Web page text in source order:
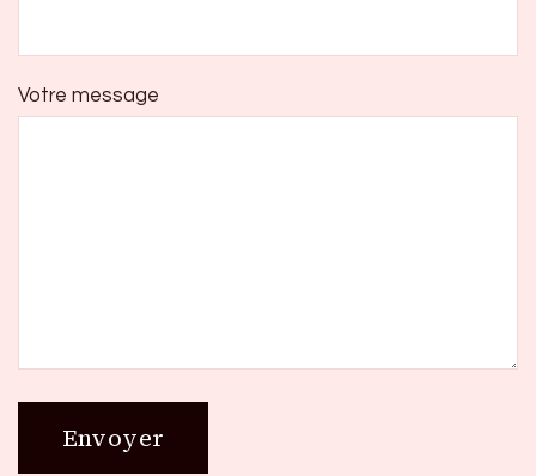
Votre message